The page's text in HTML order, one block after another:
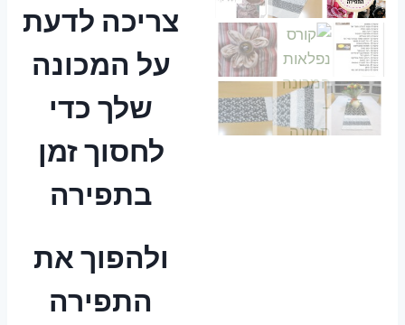
₪588.00.
צריכה לדעת
על המכונה
שלך כדי
לחסוך זמן
בתפירה
ולהפוך את
התפירה